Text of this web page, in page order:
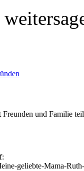
und Familie
geliebte-Mama-